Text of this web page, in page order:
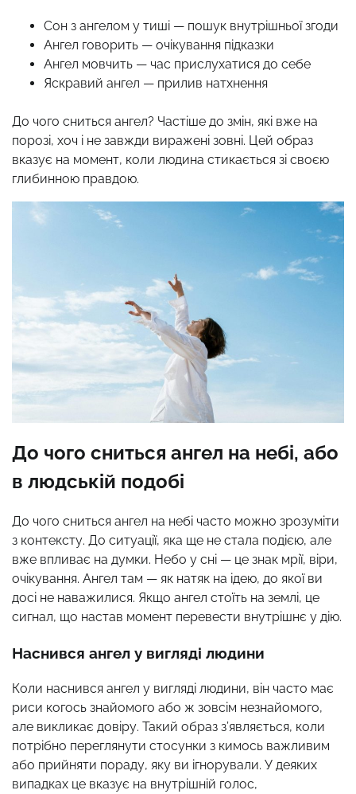
Сон з ангелом у тиші — пошук внутрішньої згоди
Ангел говорить — очікування підказки
Ангел мовчить — час прислухатися до себе
Яскравий ангел — прилив натхнення
До чого сниться ангел? Частіше до змін, які вже на
порозі, хоч і не завжди виражені зовні. Цей образ
вказує на момент, коли людина стикається зі своєю
глибинною правдою.
До чого сниться ангел на небі, або
в людській подобі
До чого сниться ангел на небі часто можно зрозуміти
з контексту. До ситуації, яка ще не стала подією, але
вже впливає на думки. Небо у сні — це знак мрії, віри,
очікування. Ангел там — як натяк на ідею, до якої ви
досі не наважилися. Якщо ангел стоїть на землі, це
сигнал, що настав момент перевести внутрішнє у дію.
Наснився ангел у вигляді людини
Коли наснився ангел у вигляді людини, він часто має
риси когось знайомого або ж зовсім незнайомого,
але викликає довіру. Такий образ з’являється, коли
потрібно переглянути стосунки з кимось важливим
або прийняти пораду, яку ви ігнорували. У деяких
випадках це вказує на внутрішній голос,